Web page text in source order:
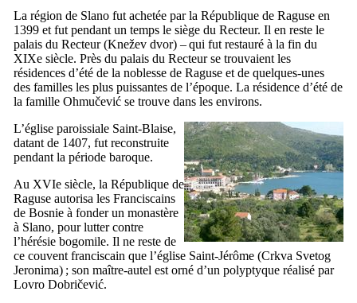
La région de Slano fut achetée par la République de Raguse en
1399 et fut pendant un temps le siège du Recteur. Il en reste le
palais du Recteur (Knežev dvor) – qui fut restauré à la fin du
XIXe siècle. Près du palais du Recteur se trouvaient les
résidences d’été de la noblesse de Raguse et de quelques-unes
des familles les plus puissantes de l’époque. La résidence d’été de
la famille Ohmučević se trouve dans les environs.
L’église paroissiale Saint-Blaise,
datant de 1407, fut reconstruite
pendant la période baroque.
Au XVIe siècle, la République de
Raguse autorisa les Franciscains
de Bosnie à fonder un monastère
à Slano, pour lutter contre
l’hérésie bogomile. Il ne reste de
ce couvent franciscain que l’église Saint-Jérôme (Crkva Svetog
Jeronima) ; son maître-autel est orné d’un polyptyque réalisé par
Lovro Dobričević.